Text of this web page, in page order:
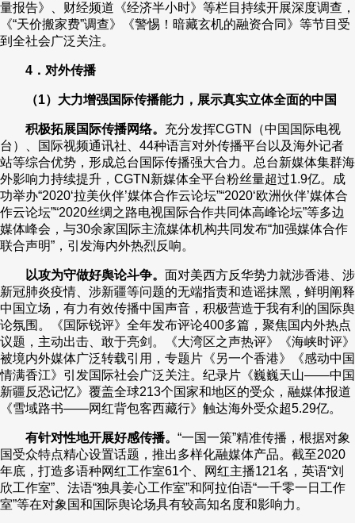
量报告》、财经频道《经济半小时》等栏目持续开展深度调查，
《“天价搬家费”调查》《警惕！暗藏玄机的融资合同》等节目受
到全社会广泛关注。
4．对外传播
（1）大力增强国际传播能力，展示真实立体全面的中国
积极拓展国际传播网络。 充分发挥CGTN（中国国际电视
台）、国际视频通讯社、44种语言对外传播平台以及海外记者
站等综合优势，形成总台国际传播强大合力。总台新媒体集群海
外影响力持续提升，CGTN新媒体全平台粉丝量超过1.9亿。成
功举办“2020‘拉美伙伴’媒体合作云论坛”“2020‘欧洲伙伴’媒体合
作云论坛”“2020丝绸之路电视国际合作共同体高峰论坛”等多边
媒体峰会，与30余家国际主流媒体机构共同发布“加强媒体合作
联合声明”，引发海内外热烈反响。
以攻为守做好舆论斗争。 面对美西方反华势力就涉香港、涉
新冠肺炎疫情、涉新疆等问题的无端指责和造谣抹黑，鲜明阐释
中国立场，有力有效传播中国声音，积极营造于我有利的国际舆
论氛围。《国际锐评》全年发布评论400多篇，聚焦国内外热点
议题，主动出击、敢于亮剑。《大湾区之声热评》《海峡时评》
被境内外媒体广泛转载引用，专题片《另一个香港》《感动中国
情满香江》引发国际社会广泛关注。纪录片《巍巍天山——中国
新疆反恐记忆》覆盖全球213个国家和地区的受众，融媒体报道
《雪域路书——网红背包客西藏行》触达海外受众超5.29亿。
有针对性地开展好感传播。 “一国一策”精准传播，根据对象
国受众特点精心设置话题，推出多样化融媒体产品。截至2020
年底，打造多语种网红工作室61个、网红主播121名，英语“刘
欣工作室”、法语“独具姜心工作室”和阿拉伯语“一千零一日工作
室”等在对象国和国际舆论场具有较高知名度和影响力。